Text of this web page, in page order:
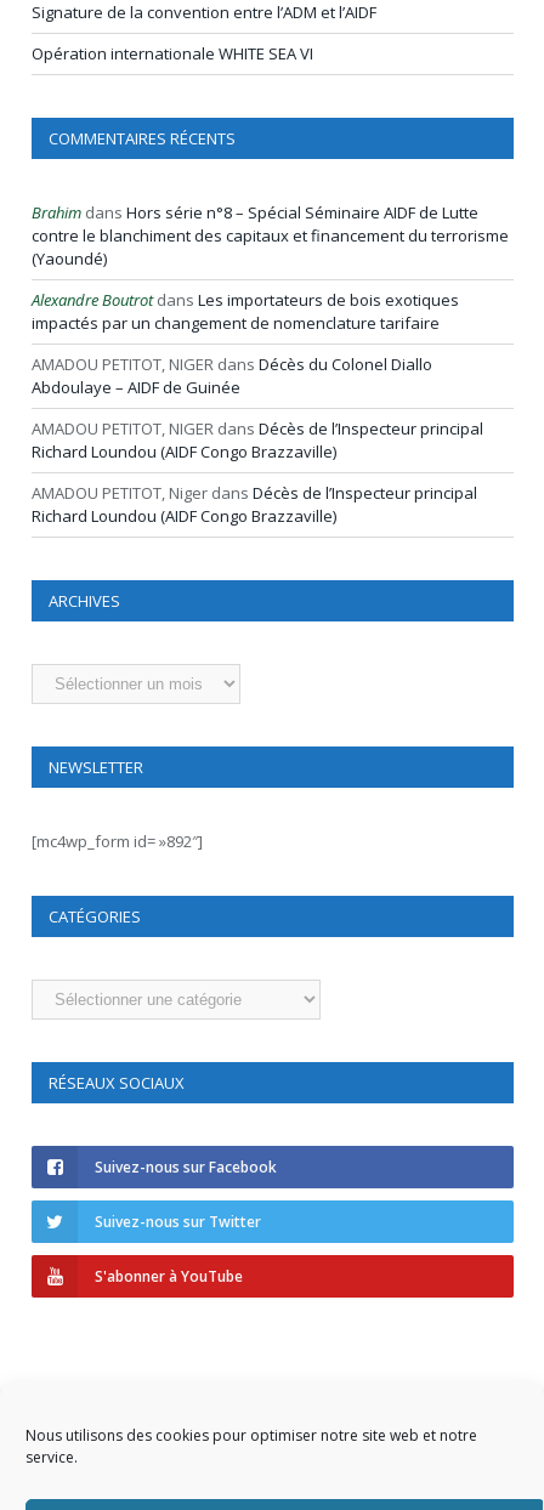
Nous utilisons des cookies pour optimiser notre site web et notre
service.
Signature de la convention entre l’ADM et l’AIDF
Opération internationale WHITE SEA VI
COMMENTAIRES RÉCENTS
Brahim dans Hors série n°8 – Spécial Séminaire AIDF de Lutte
contre le blanchiment des capitaux et financement du terrorisme
(Yaoundé)
Alexandre Boutrotdans Les importateurs de bois exotiques
impactés par un changement de nomenclature tarifaire
AMADOU PETITOT, NIGER dans Décès du Colonel Diallo
Abdoulaye – AIDF de Guinée
AMADOU PETITOT, NIGER dans Décès de l’Inspecteur principal
Richard Loundou (AIDF Congo Brazzaville)
AMADOU PETITOT, Niger dans Décès de l’Inspecteur principal
Richard Loundou (AIDF Congo Brazzaville)
ARCHIVES
Archives
NEWSLETTER
[mc4wp_form id= »892″]
CATÉGORIES
Catégories
RÉSEAUX SOCIAUX
Suivez-nous sur Facebook
Suivez-nous sur Twitter
S'abonner à YouTube
Copyright © 2023 AIDF